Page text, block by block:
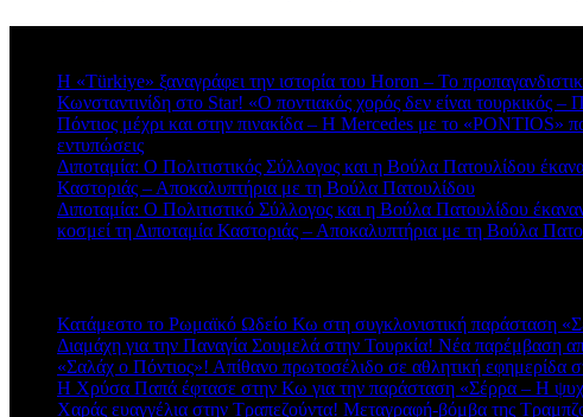
Η «Türkiye» ξαναγράφει την ιστορία του Horon – Το
Κωνσταντινίδη στο Star! «Ο ποντιακός χορός δεν είναι τουρκικός –
Πόντιος μέχρι και στην πινακίδα – Η Mercedes με το «PONTIOS»
εντυπώσεις
Διποταμία: Ο Πολιτιστικός Σύλλογος και η Βούλα Πατουλίδου
Καστοριάς – Αποκαλυπτήρια με τη Βούλα Πατουλίδου
Διποταμία: Ο Πολιτιστικό Σύλλογος και η Βούλα Πατουλίδου
κοσμεί τη Διποταμία Καστοριάς – Αποκαλυπτήρια με τη Βούλα
Κατάμεστο το Ρωμαϊκό Ωδείο Κω στη συγκλονιστική παράσταση
Διαμάχη για την Παναγία Σουμελά στην Τουρκία! Νέα παρέμβαση
«Σαλάχ ο Πόντιος»! Απίθανο πρωτοσέλιδο σε αθλητική εφημερίδα
Η Χρύσα Παπά έφτασε στην Κω για την παράσταση «Σέρρα – Η
Χαράς ευαγγέλια στην Τραπεζούντα! Μεταγραφή-βόμβα της